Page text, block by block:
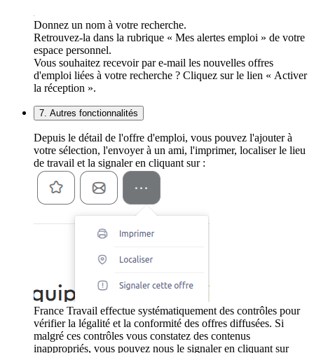
Donnez un nom à votre recherche.
Retrouvez-la dans la rubrique « Mes alertes emploi » de votre
espace personnel.
Vous souhaitez recevoir par e-mail les nouvelles offres
d'emploi liées à votre recherche ? Cliquez sur le lien « Activer
la réception ».
7. Autres fonctionnalités
Depuis le détail de l'offre d'emploi, vous pouvez l'ajouter à
votre sélection, l'envoyer à un ami, l'imprimer, localiser le lieu
de travail et la signaler en cliquant sur :
France Travail effectue systématiquement des contrôles pour
vérifier la légalité et la conformité des offres diffusées. Si
malgré ces contrôles vous constatez des contenus
inappropriés, vous pouvez nous le signaler en cliquant sur